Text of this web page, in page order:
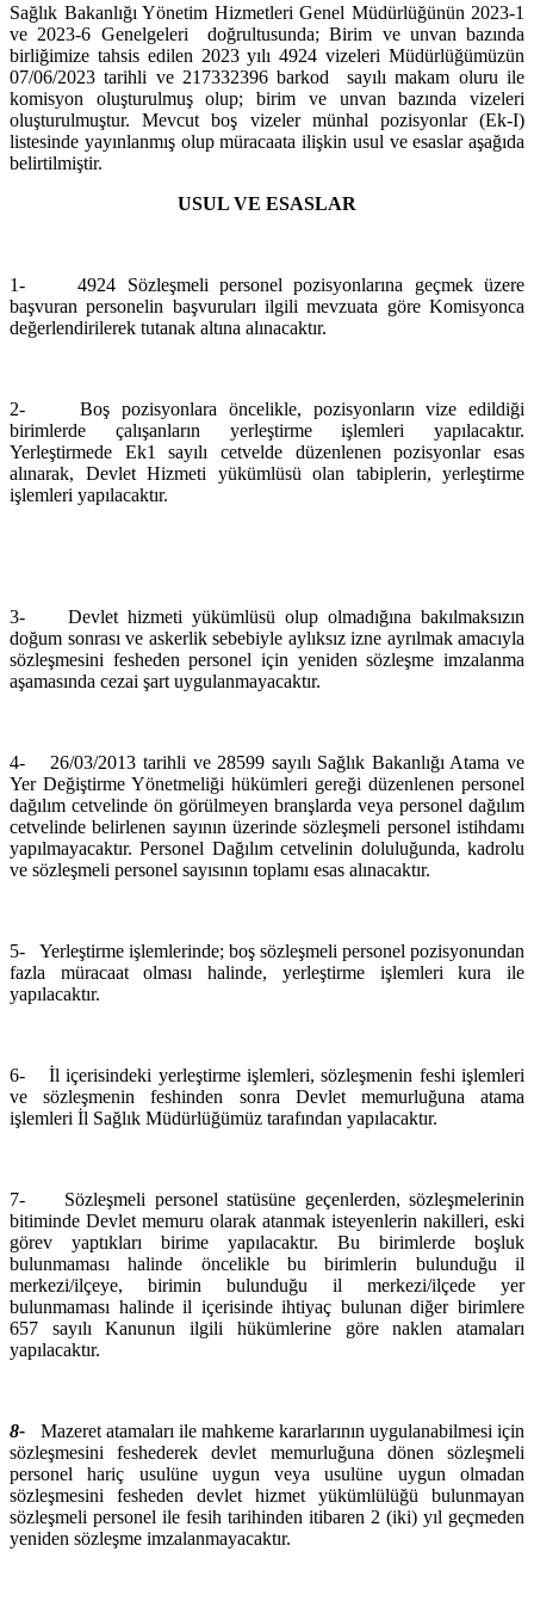
Sağlık Bakanlığı Yönetim Hizmetleri Genel Müdürlüğünün 2023-1
ve 2023-6 Genelgeleri doğrultusunda; Birim ve unvan bazında
birliğimize tahsis edilen 2023 yılı 4924 vizeleri Müdürlüğümüzün
07/06/2023 tarihli ve 217332396barkod
sayılı makam oluru ile
komisyon oluşturulmuş olup; birim ve unvan bazında vizeleri
oluşturulmuştur. Mevcut boş vizeler münhal pozisyonlar (Ek-I)
listesinde yayınlanmış olup müracaata ilişkin usul ve esaslar aşağıda
belirtilmiştir.
USUL VE ESASLAR
1-
4924 Sözleşmeli personel pozisyonlarına geçmek üzere
başvuran personelin başvuruları ilgili mevzuata göre Komisyonca
değerlendirilerek tutanak altına alınacaktır.
2-
Boş pozisyonlara öncelikle, pozisyonların vize edildiği
birimlerde çalışanların yerleştirme işlemleri yapılacaktır.
Yerleştirmede Ek1 sayılı cetvelde düzenlenen pozisyonlar esas
alınarak, Devlet Hizmeti yükümlüsü olan tabiplerin, yerleştirme
işlemleri yapılacaktır.
3-
Devlet hizmeti yükümlüsü olup olmadığına bakılmaksızın
doğum sonrası ve askerlik sebebiyle aylıksız izne ayrılmak amacıyla
sözleşmesini fesheden personel için yeniden sözleşme imzalanma
aşamasında cezai şart uygulanmayacaktır.
4-
26/03/2013 tarihli ve 28599 sayılı Sağlık Bakanlığı Atama ve
Yer Değiştirme Yönetmeliği hükümleri gereği düzenlenen personel
dağılım cetvelinde ön görülmeyen branşlarda veya personel dağılım
cetvelinde belirlenen sayının üzerinde sözleşmeli personel istihdamı
yapılmayacaktır. Personel Dağılım cetvelinin doluluğunda, kadrolu
ve sözleşmeli personel sayısının toplamı esas alınacaktır.
5-
Yerleştirme işlemlerinde; boş sözleşmeli personel pozisyonundan
fazla müracaat olması halinde, yerleştirme işlemleri kura ile
yapılacaktır.
6-
İl içerisindeki yerleştirme işlemleri, sözleşmenin feshi işlemleri
ve sözleşmenin feshinden sonra Devlet memurluğuna atama
işlemleri İl Sağlık Müdürlüğümüz tarafından yapılacaktır.
7-
Sözleşmeli personel statüsüne geçenlerden, sözleşmelerinin
bitiminde Devlet memuru olarak atanmak isteyenlerin nakilleri, eski
görev yaptıkları birime yapılacaktır. Bu birimlerde boşluk
bulunmaması halinde öncelikle bu birimlerin bulunduğu il
merkezi/ilçeye, birimin bulunduğu il merkezi/ilçede yer
bulunmaması halinde il içerisinde ihtiyaç bulunan diğer birimlere
657 sayılı Kanunun ilgili hükümlerine göre naklen atamaları
yapılacaktır.
8-
Mazeret atamaları ile mahkeme kararlarının uygulanabilmesi için
sözleşmesini feshederek devlet memurluğuna dönen sözleşmeli
personel hariç usulüne uygun veya usulüne uygun olmadan
sözleşmesini fesheden devlet hizmet yükümlülüğü bulunmayan
sözleşmeli personel ile fesih tarihinden itibaren 2 (iki) yıl geçmeden
yeniden sözleşme imzalanmayacaktır.